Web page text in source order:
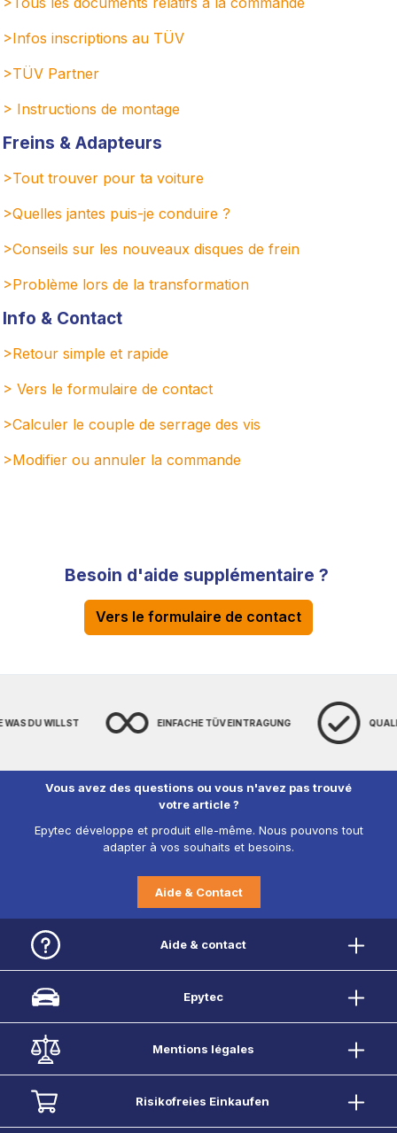
>Infos inscriptions au TÜV
>TÜV Partner
> Instructions de montage
Freins & Adapteurs
>Tout trouver pour ta voiture
>Quelles jantes puis-je conduire ?
>Conseils sur les nouveaux disques de frein
>Problème lors de la transformation
Info & Contact
>Retour simple et rapide
> Vers le formulaire de contact
>Calculer le couple de serrage des vis
>Modifier ou annuler la commande
Besoin d'aide supplémentaire ?
Vers le formulaire de contact
EINFACHE TÜV EINTRAGUNG QUALITÄT MADE IN GERMANY
Vous avez des questions ou vous n'avez pas trouvé
votre article ?
Epytec développe et produit elle-même. Nous pouvons tout
adapter à vos souhaits et besoins.
Aide & Contact
Aide & contact
Epytec
Mentions légales
Risikofreies Einkaufen